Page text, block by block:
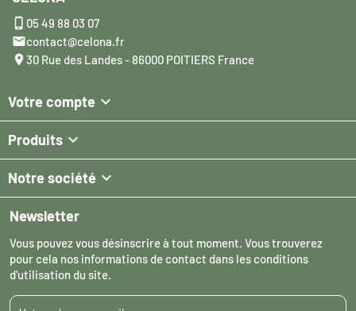
 05 49 88 03 07
contact@celona.fr
30 Rue des Landes - 86000 POITIERS France
Votre compte 
Produits 
Notre société 
Newsletter
Vous pouvez vous désinscrire à tout moment. Vous trouverez
pour cela nos informations de contact dans les conditions
d'utilisation du site.